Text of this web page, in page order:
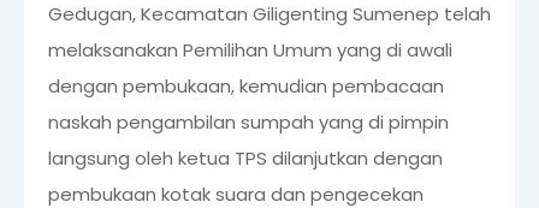
Gedugan, Kecamatan Giligenting Sumenep telah
melaksanakan Pemilihan Umum yang di awali
dengan pembukaan, kemudian pembacaan
naskah pengambilan sumpah yang di pimpin
langsung oleh ketua TPS dilanjutkan dengan
pembukaan kotak suara dan pengecekan